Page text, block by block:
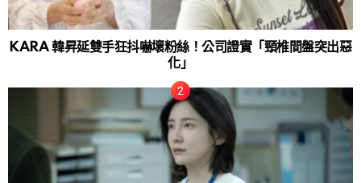
KARA 韓昇延雙手狂抖嚇壞粉絲！公司證實「頸椎間盤突出惡
化」